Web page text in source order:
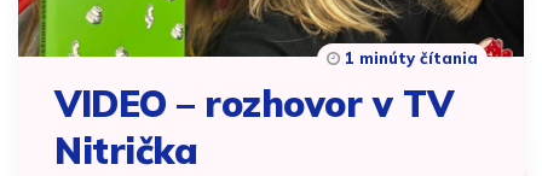
VIDEO – rozhovor v TV
Nitrička
1 minúty čítania